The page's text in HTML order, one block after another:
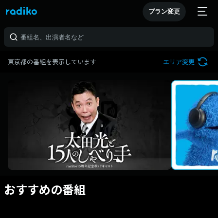
プラン変更
東京都の番組を表示しています エリア変更
おすすめの番組